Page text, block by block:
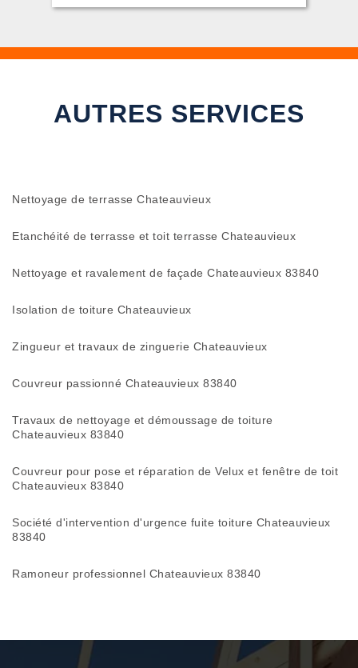
AUTRES SERVICES
Nettoyage de terrasse Chateauvieux
Etanchéité de terrasse et toit terrasse Chateauvieux
Nettoyage et ravalement de façade Chateauvieux 83840
Isolation de toiture Chateauvieux
Zingueur et travaux de zinguerie Chateauvieux
Couvreur passionné Chateauvieux 83840
Travaux de nettoyage et démoussage de toiture
Chateauvieux 83840
Couvreur pour pose et réparation de Velux et fenêtre de toit
Chateauvieux 83840
Société d'intervention d'urgence fuite toiture Chateauvieux
83840
Ramoneur professionnel Chateauvieux 83840